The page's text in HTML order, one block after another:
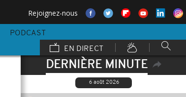
Rejoignez-nous
PODCAST
EN DIRECT
DERNIÈRE MINUTE
6 août 2026